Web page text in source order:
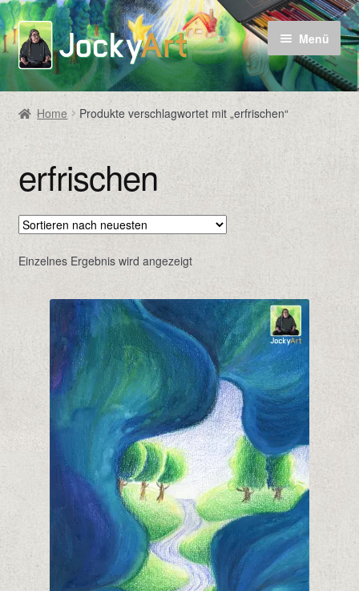
Zur
Navigation
springen
Zum
Inhalt
springen
Menü
Home Produkte verschlagwortet mit „erfrischen“
erfrischen
Einzelnes Ergebnis wird angezeigt